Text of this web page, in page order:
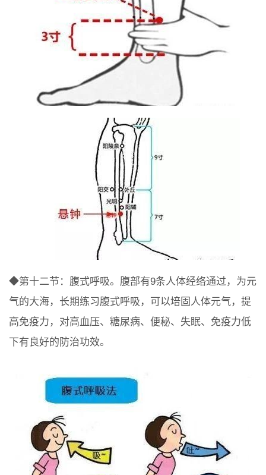
◆第十二节：腹式呼吸。腹部有9条人体经络通过，为元
气的大海，长期练习腹式呼吸，可以培固人体元气，提
高免疫力，对高血压、糖尿病、便秘、失眠、免疫力低
下有良好的防治功效。